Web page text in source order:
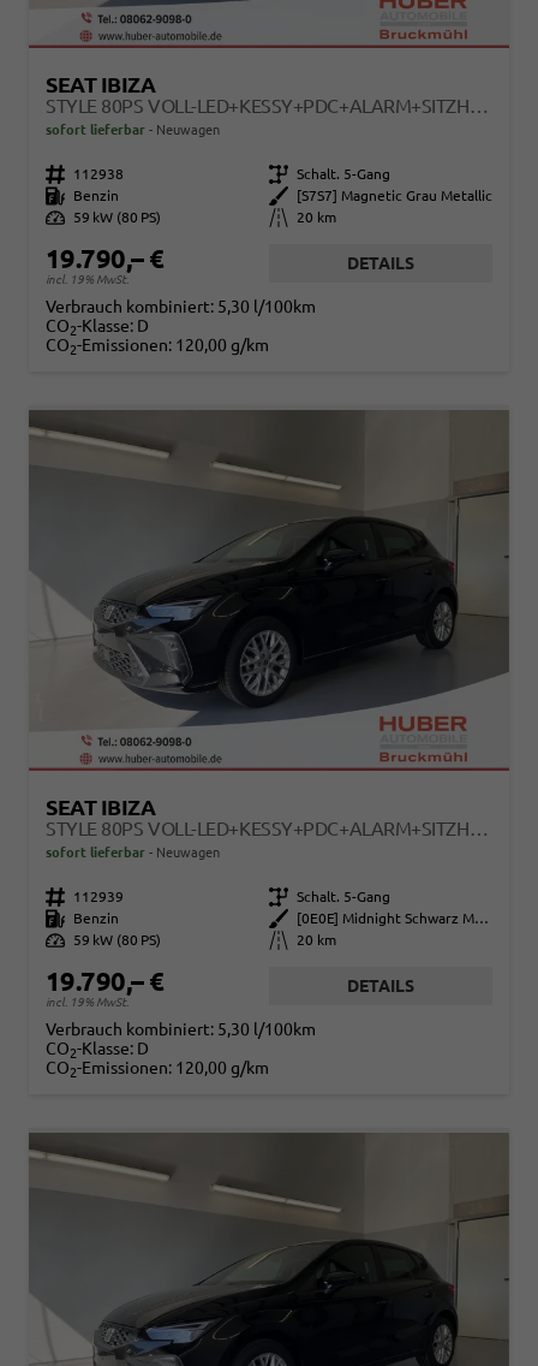
SEAT IBIZA
STYLE 80PS VOLL-LED+KESSY+PDC+ALARM+SITZHEIZUNG+KAMERA+APP-CONNECT
sofort lieferbar Neuwagen
Fahrzeugnr. 112938 Getriebe Schalt. 5-Gang
Kraftstoff
Benzin Außenfarbe
[S7S7] Magnetic Grau Metallic
Leistung
59 kW (80 PS) Kilometerstand 20 km
19.790,– €
incl. 19% MwSt.
DETAILS
Verbrauch kombiniert: 5,30 l/100km
CO2-Klasse: D
CO2-Emissionen: 120,00 g/km
SEAT IBIZA
STYLE 80PS VOLL-LED+KESSY+PDC+ALARM+SITZHEIZUNG+KAMERA+APP-CONNECT
sofort lieferbar Neuwagen
Fahrzeugnr. 112939 Getriebe Schalt. 5-Gang
Kraftstoff
Benzin Außenfarbe
[0E0E] Midnight Schwarz Metallic
Leistung
59 kW (80 PS) Kilometerstand 20 km
19.790,– €
incl. 19% MwSt.
DETAILS
Verbrauch kombiniert: 5,30 l/100km
CO2-Klasse: D
CO2-Emissionen: 120,00 g/km